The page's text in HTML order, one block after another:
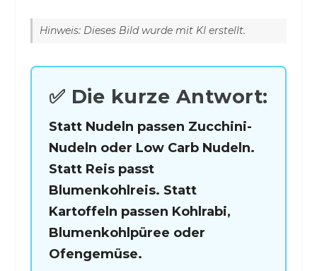
Hinweis: Dieses Bild wurde mit KI erstellt.
✅ Die kurze Antwort:
Statt Nudeln passen Zucchini-
Nudeln oder Low Carb Nudeln.
Statt Reis passt
Blumenkohlreis. Statt
Kartoffeln passen Kohlrabi,
Blumenkohlpüree oder
Ofengemüse.